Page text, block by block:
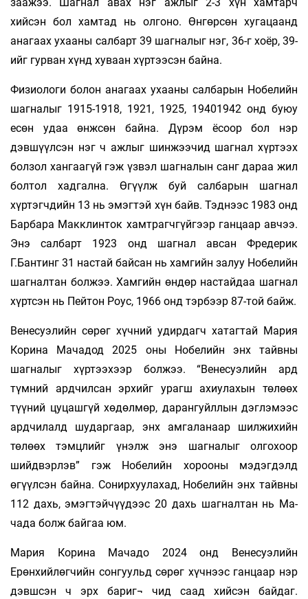
хийсэн бол хамтад нь олгоно. Өнгөрсөн хугацаанд
анагаах ухааны салбарт 39 шагналыг нэг, 36-г хоёр, 39-
ийг гурван хүнд хуваан хүртээсэн байна.
Физиологи болон анагаах ухааны салбарын Нобелийн
шагналыг 1915-1918, 1921, 1925, 19401942 онд буюу
есөн удаа өнжсөн байна. Дүрэм ёсоор бол нэр
дэвшүүлсэн нэг ч ажлыг шинжээчид шагнал хүртээх
болзол хангаагүй гэж үзвэл шагналын санг дараа жил
болтол хадгална. Өгүүлж буй салбарын шагнал
хүртэгчдийн 13 нь эмэгтэй хүн байв. Тэднээс 1983 онд
Барбара Макклинток хамтрагчгүйгээр ганцаар авчээ.
Энэ салбарт 1923 онд шагнал авсан Фредерик
Г.Бантинг 31 настай байсан нь хамгийн залуу Нобелийн
шагналтан болжээ. Хамгийн өндөр настайдаа шагнал
хүртсэн нь Пейтон Роус, 1966 онд тэрбээр 87-той байж.
Венесуэлийн сөрөг хүчний удирдагч хатагтай Мария
Корина Мачадод 2025 оны Нобелийн энх тайвны
шагналыг хүртээхээр болжээ. “Венесуэлийн ард
түмний ардчилсан эрхийг урагш ахиулахын төлөөх
түүний цуцашгүй хөдөлмөр, дарангуйллын дэглэмээс
ардчилалд шударгаар, энх амгаланаар шилжихийн
төлөөх тэмцлийг үнэлж энэ шагналыг олгохоор
шийдвэрлэв” гэж Нобелийн хорооны мэдэгдэлд
өгүүлсэн байна. Сонирхуулахад, Нобелийн энх тайвны
112 дахь, эмэгтэйчүүдээс 20 дахь шагналтан нь Ма-
чада болж байгаа юм.
Мария Корина Мачадо 2024 онд Венесуэлийн
Ерөнхийлөгчийн сонгуульд сөрөг хүчнээс ганцаар нэр
дэвшсэн ч эрх бариг¬ чид саад хийсэн байдаг.